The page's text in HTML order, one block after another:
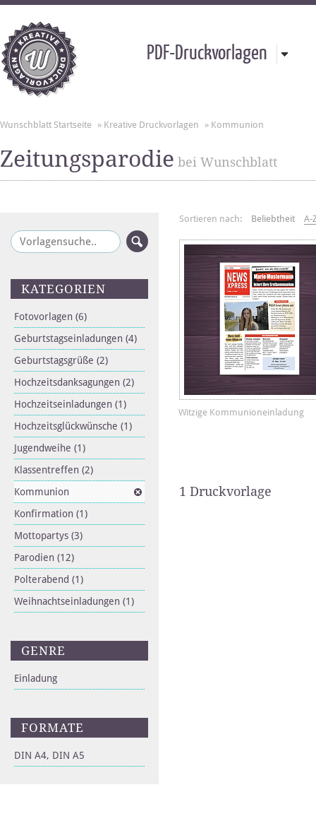
PDF-Druckvorlagen
Wunschblatt Startseite » Kreative Druckvorlagen » Kommunion
Zeitungsparodie bei Wunschblatt
KATEGORIEN
Fotovorlagen (6)
Geburtstagseinladungen (4)
Geburtstagsgrüße (2)
Hochzeitsdanksagungen (2)
Hochzeitseinladungen (1)
Hochzeitsglückwünsche (1)
Jugendweihe (1)
Klassentreffen (2)
Kommunion
Konfirmation (1)
Mottopartys (3)
Parodien (12)
Polterabend (1)
Weihnachtseinladungen (1)
GENRE
Einladung
FORMATE
DIN A4, DIN A5
Sortieren nach: Beliebtheit A-
Witzige Kommunioneinladung
1 Druckvorlage